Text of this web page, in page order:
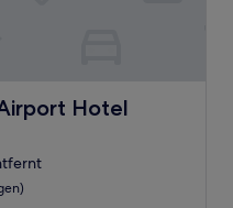
Hotel
Hotel